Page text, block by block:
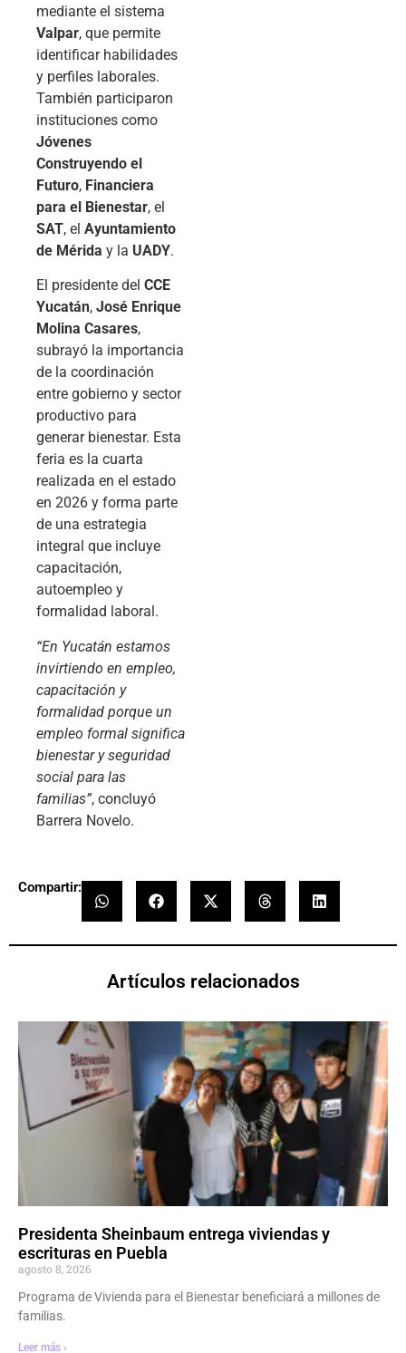
mediante el sistema
Valpar, que permite
identificar habilidades
y perfiles laborales.
También participaron
instituciones como
Jóvenes
Construyendo el
Futuro, Financiera
para el Bienestar, el
SAT, el Ayuntamiento
de Mérida y la UADY.
El presidente del CCE
Yucatán, José Enrique
Molina Casares,
subrayó la importancia
de la coordinación
entre gobierno y sector
productivo para
generar bienestar. Esta
feria es la cuarta
realizada en el estado
en 2026 y forma parte
de una estrategia
integral que incluye
capacitación,
autoempleo y
formalidad laboral.
“En Yucatán estamos
invirtiendo en empleo,
capacitación y
formalidad porque un
empleo formal significa
bienestar y seguridad
social para las
familias”, concluyó
Barrera Novelo.
Compartir:
Artículos relacionados
Presidenta Sheinbaum entrega viviendas y
escrituras en Puebla
agosto 8, 2026
Programa de Vivienda para el Bienestar beneficiará a millones de
familias.
Leer más ›